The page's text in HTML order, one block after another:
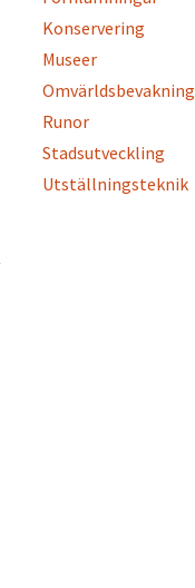
Konservering
Museer
Omvärldsbevakning
Runor
Stadsutveckling
Utställningsteknik